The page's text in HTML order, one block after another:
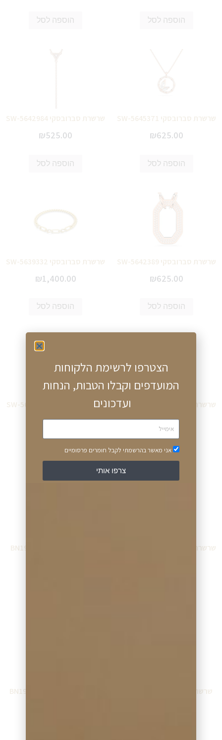
הוספה לסל הוספה לסל
שרשרת סברובסקי SW-5645371
₪625.00
הוספה לסל
שרשרת סברובסקי SW-5642984
₪525.00
הוספה לסל
שרשרת סברובסקי SW-5642389
₪625.00
הוספה לסל
שרשרת סברובסקי SW-5639332
₪1,400.00
הוספה לסל
שרשרת סברובסקי SW-5629491
₪625.00
הוספה לסל
שרשרת סברובסקי SW-5618033
1,100.00
הוספה לסל
שרשרת סברובסקי SW-5265913
שרשרת בונורוטי BN19325WW
הצטרפו לרשימת הלקוחות
המועדפים וקבלו הטבות, הנחות
ועדכונים
אני מאשר בהרשמתי לקבל חומרים פרסומיים
צרפו אותי